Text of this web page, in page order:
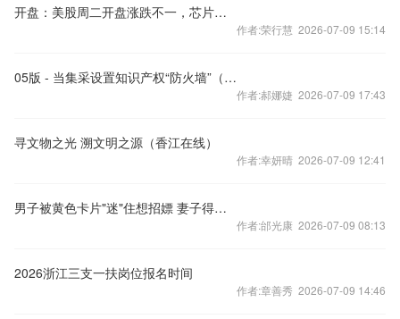
开盘：美股周二开盘涨跌不一，芯片股拖累纳指走低
作者:荣行慧 2026-07-09 15:14
05版 - 当集采设置知识产权“防火墙”（纵横）
作者:郝娜婕 2026-07-09 17:43
寻文物之光 溯文明之源（香江在线）
作者:幸妍晴 2026-07-09 12:41
男子被黄色卡片"迷"住想招嫖 妻子得知他转出90万气晕
作者:邰光康 2026-07-09 08:13
2026浙江三支一扶岗位报名时间
作者:章善秀 2026-07-09 14:46